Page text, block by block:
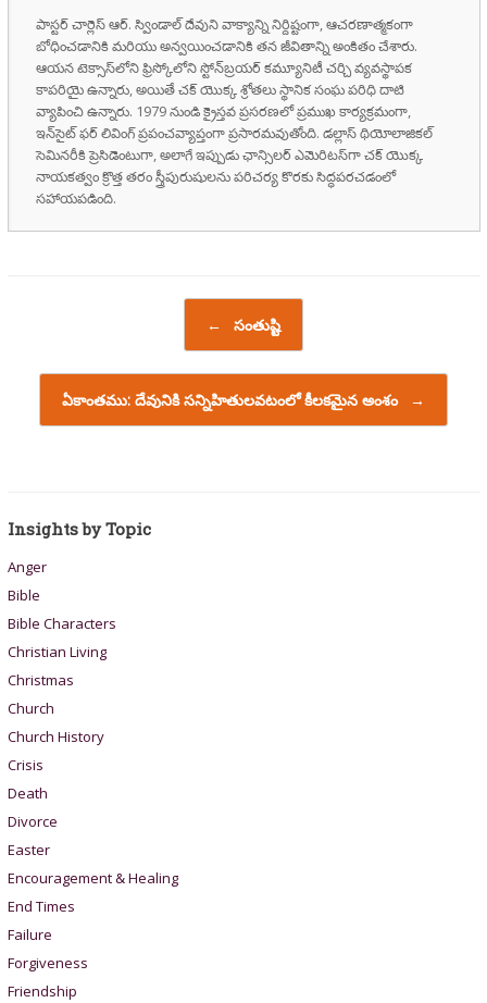
పాస్టర్ చార్లెస్ ఆర్. స్విండాల్ దేవుని వాక్యాన్ని నిర్దిష్టంగా, ఆచరణాత్మకంగా
బోధించడానికి మరియు అన్వయించడానికి తన జీవితాన్ని అంకితం చేశారు.
ఆయన టెక్సాస్‌లోని ఫ్రిస్కోలోని స్టోన్‌బ్రయర్ కమ్యూనిటీ చర్చి వ్యవస్థాపక
కాపరియై ఉన్నారు, అయితే చక్ యొక్క శ్రోతలు స్థానిక సంఘ పరిధి దాటి
వ్యాపించి ఉన్నారు. 1979 నుండి క్రైస్తవ ప్రసరణలో ప్రముఖ కార్యక్రమంగా,
ఇన్‌సైట్ ఫర్ లివింగ్ ప్రపంచవ్యాప్తంగా ప్రసారమవుతోంది. డల్లాస్ థియోలాజికల్
సెమినరీకి ప్రెసిడెంటుగా, అలాగే ఇప్పుడు ఛాన్సిలర్ ఎమెరిటస్‌గా చక్ యొక్క
నాయకత్వం క్రొత్త తరం స్త్రీపురుషులను పరిచర్య కొరకు సిద్ధపరచడంలో
సహాయపడింది.
← సంతుష్టి
ఏకాంతము: దేవునికి సన్నిహితులవటంలో కీలకమైన అంశం →
Insights by Topic
Anger
Bible
Bible Characters
Christian Living
Christmas
Church
Church History
Crisis
Death
Divorce
Easter
Encouragement & Healing
End Times
Failure
Forgiveness
Friendship